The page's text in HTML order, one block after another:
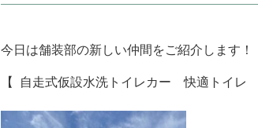
今日は舗装部の新しい仲間をご紹介します！
【 自走式仮設水洗トイレカー 快適トイレ